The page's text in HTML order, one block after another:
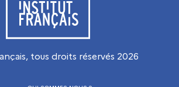
tous droits réservés 2026